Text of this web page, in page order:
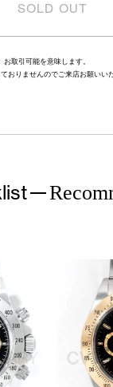
SOLD OUT
取引可能を意味します。
おりませんのでご来店お願いい